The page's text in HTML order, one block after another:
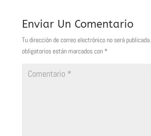
Enviar Un Comentario
Tu dirección de correo electrónico no será publicada.
obligatorios están marcados con *